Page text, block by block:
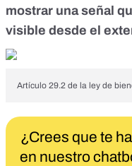
mostrar una señal
visible desde el
Artículo 29.2 de la ley de
¿Crees que te
en nuestro